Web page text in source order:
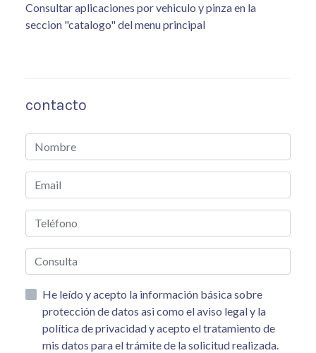
Consultar aplicaciones por vehiculo y pinza en la
seccion "catalogo" del menu principal
contacto
He leído y acepto la información básica sobre
protección de datos asi como el aviso legal y la
política de privacidad y acepto el tratamiento de
mis datos para el trámite de la solicitud realizada.